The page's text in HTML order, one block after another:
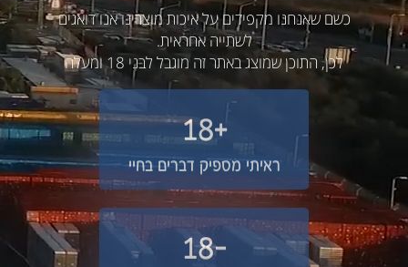
כשם שאנחנו מקפידים על איכות מוצרינו אנו דואגים
לשתייה אחראית.
לכן, התוכן שמוצג באתר זה מוגבל לבני 18 ומעלה
+18
ראיתי מספיק דברים בחיי
-18